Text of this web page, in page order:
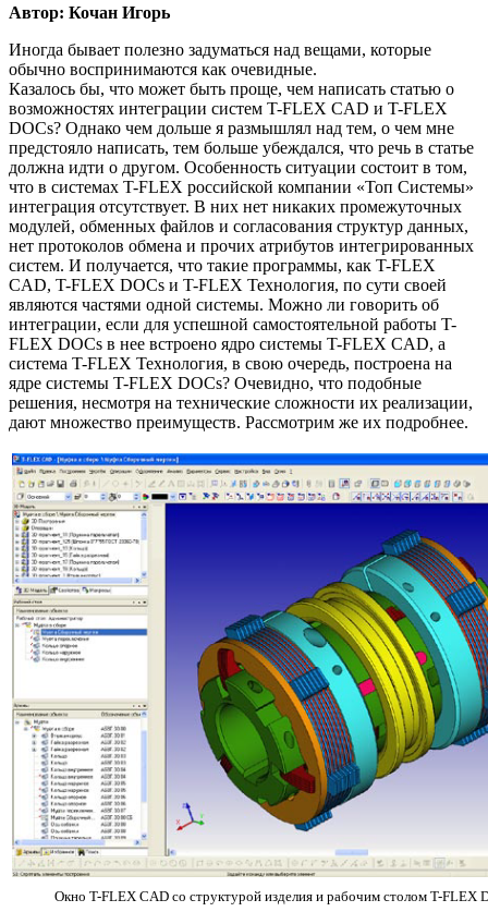
Автор: Кочан Игорь
Иногда бывает полезно задуматься над вещами, которые
обычно воспринимаются как очевидные.
Казалось бы, что может быть проще, чем написать статью о
возможностях интеграции систем T-FLEX CAD и T-FLEX
DOCs? Однако чем дольше я размышлял над тем, о чем мне
предстояло написать, тем больше убеждался, что речь в статье
должна идти о другом. Особенность ситуации состоит в том,
что в системах T-FLEX российской компании «Топ Системы»
интеграция отсутствует. В них нет никаких промежуточных
модулей, обменных файлов и согласования структур данных,
нет протоколов обмена и прочих атрибутов интегрированных
систем. И получается, что такие программы, как T-FLEX
CAD, T-FLEX DOCs и T-FLEX Технология, по сути своей
являются частями одной системы. Можно ли говорить об
интеграции, если для успешной самостоятельной работы T-
FLEX DOCs в нее встроено ядро системы T-FLEX CAD, а
система T-FLEX Технология, в свою очередь, построена на
ядре системы T-FLEX DOCs? Очевидно, что подобные
решения, несмотря на технические сложности их реализации,
дают множество преимуществ. Рассмотрим же их подробнее.
Окно T-FLEX CAD со структурой изделия и рабочим столом T-FLEX